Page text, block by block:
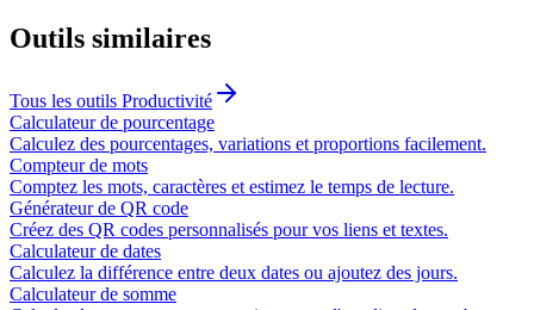
Outils similaires
Tous les outils Productivité
Calculateur de pourcentage
Calculez des pourcentages, variations et proportions facilement.
Compteur de mots
Comptez les mots, caractères et estimez le temps de lecture.
Générateur de QR code
Créez des QR codes personnalisés pour vos liens et textes.
Calculateur de dates
Calculez la différence entre deux dates ou ajoutez des jours.
Calculateur de somme